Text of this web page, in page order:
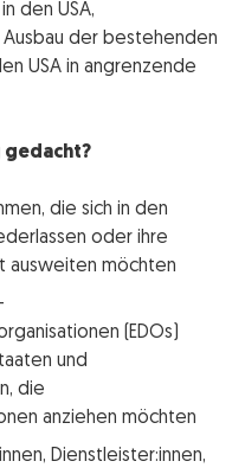
den USA,
der bestehenden
USA in angrenzende
gedacht?
die sich in den
oder ihre
ausweiten möchten
(EDOs)
und
die
anziehen möchten
Dienstleister:innen,